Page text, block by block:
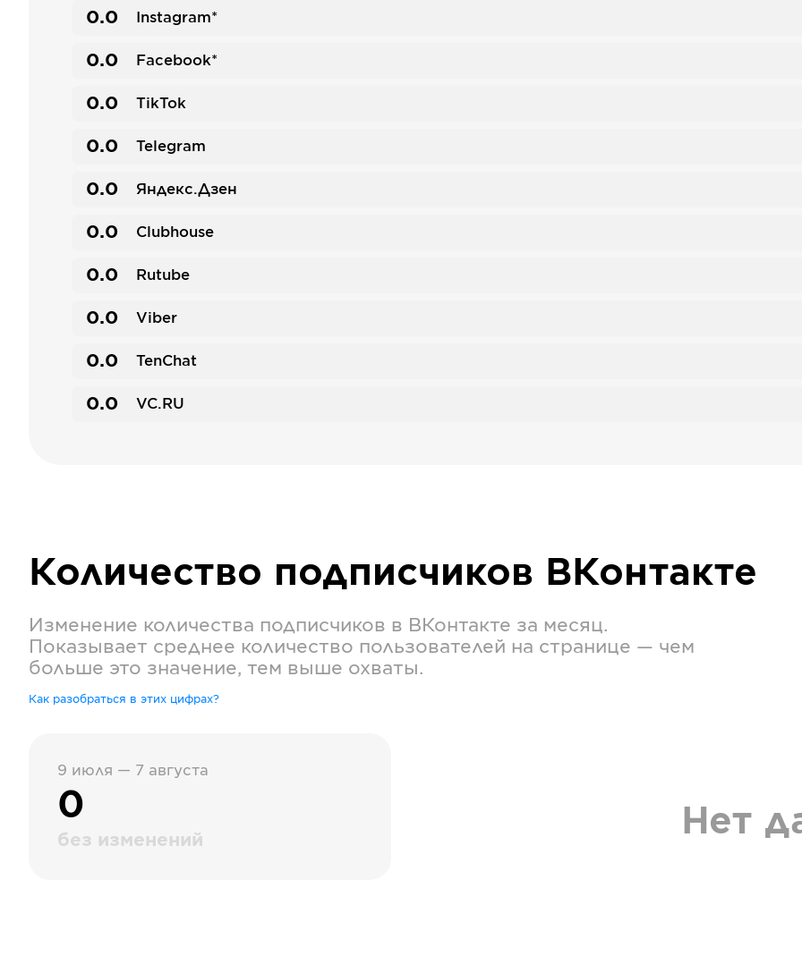
0.0 Instagram*
0.0 Facebook*
0.0 TikTok
0.0 Telegram
0.0 Яндекс.Дзен
0.0 Clubhouse
0.0 Rutube
0.0 Viber
0.0 TenChat
0.0 VC.RU
Количество подписчиков ВКонтакте
Изменение количества подписчиков в ВКонтакте за месяц.
Показывает среднее количество пользователей на странице — чем
больше это значение, тем выше охваты.
Как разобраться в этих цифрах?
9 июля — 7 августа
0
без изменений Нет